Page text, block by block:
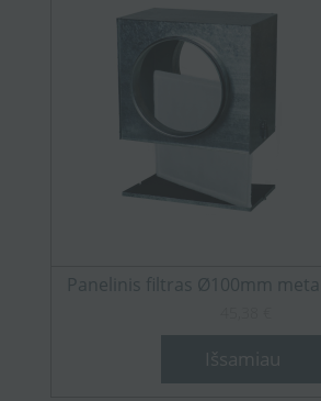
Panelinis filtras Ø100mm
Išsamiau